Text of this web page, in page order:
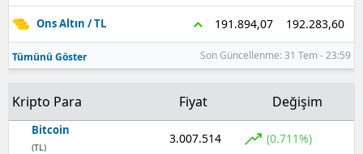
Ons Altın / TL 191.894,07 192.283,60
Tümünü Göster Son Güncellenme: 31 Tem - 23:59
Kripto Para Fiyat Değişim
Bitcoin
(TL)
3.007.514 (0.711%)